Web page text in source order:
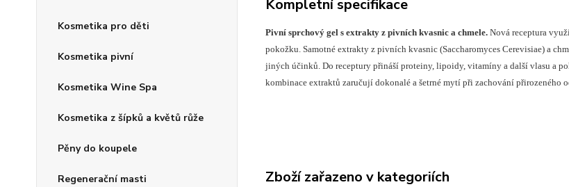
Kosmetika pro děti
Kosmetika pivní
Kosmetika Wine Spa
Kosmetika z šípků a květů růže
Pěny do koupele
Regenerační masti
Kompletní specifikace
Pivní sprchový gel s extrakty z pivních kvasnic a chmele.Nová receptura
pokožku. Samotné extrakty z pivních kvasnic (Saccharomyces Cerevisiae) a
jiných účinků. Do receptury přináší proteiny, lipoidy, vitamíny a další vlasu a
kombinace extraktů zaručují dokonalé a šetrné mytí při zachování přirozeného
Zboží zařazeno v kategoriích